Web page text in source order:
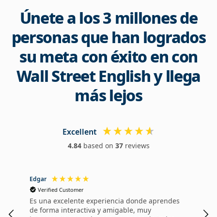
Únete a los 3 millones de
personas que han logrados
su meta con éxito en con
Wall Street English y llega
más lejos
Excellent
4.84 based on 37 reviews
Edgar
Verified Customer
Es una excelente experiencia donde aprendes
de forma interactiva y amigable, muy